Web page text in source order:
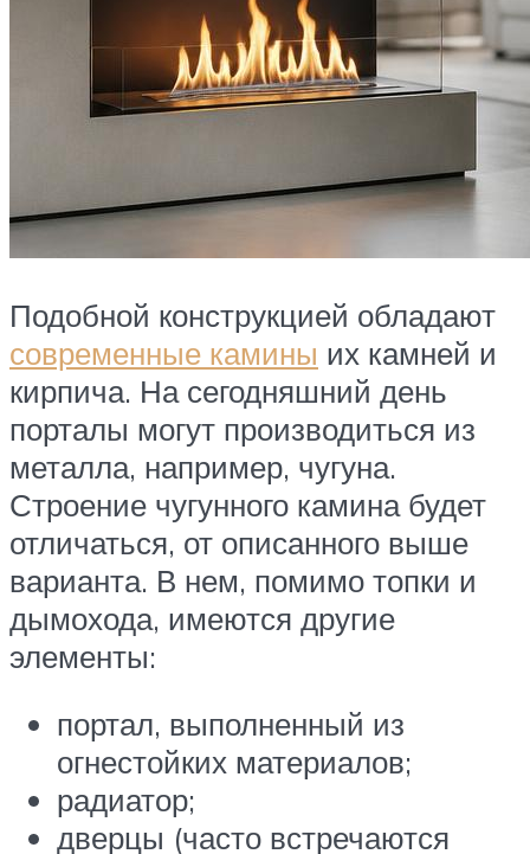
Подобной конструкцией обладают
современные камины их камней и
кирпича. На сегодняшний день
порталы могут производиться из
металла, например, чугуна.
Строение чугунного камина будет
отличаться, от описанного выше
варианта. В нем, помимо топки и
дымохода, имеются другие
элементы:
портал, выполненный из
огнестойких материалов;
радиатор;
дверцы (часто встречаются